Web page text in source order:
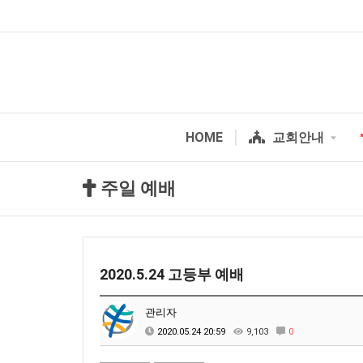
HOME 교회안내
주일 예배
2020.5.24 고등부 예배
관리자
2020.05.24 20:59 9,103 0